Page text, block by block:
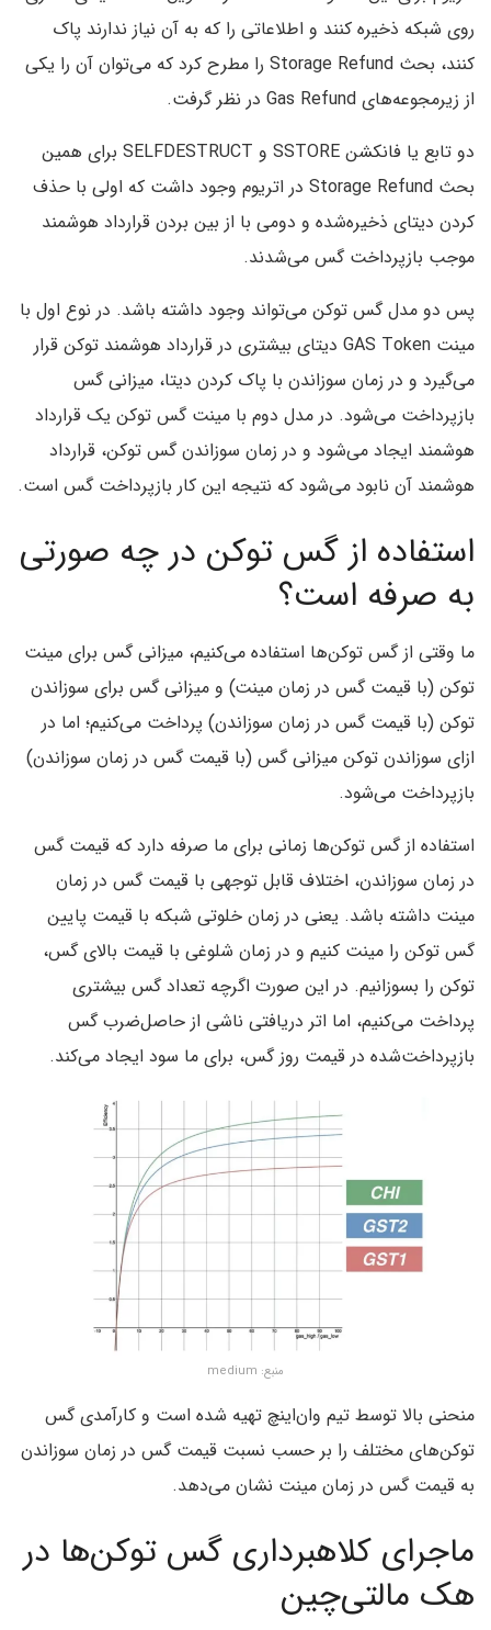
روی شبکه ذخیره کنند و اطلاعاتی را که به آن نیاز ندارند پاک
کنند، بحث Storage Refund را مطرح کرد که می‌توان آن را یکی
از زیرمجوعه‌های Gas Refund در نظر گرفت.
دو تابع یا فانکشن SSTORE و SELFDESTRUCT برای همین
بحث Storage Refund در اتریوم وجود داشت که اولی با حذف
کردن دیتای ذخیره‌شده و دومی با از بین بردن قرارداد هوشمند
موجب بازپرداخت گس می‌شدند.
پس دو مدل گس توکن می‌تواند وجود داشته باشد. در نوع اول با
مینت GAS Token دیتای بیشتری در قرارداد هوشمند توکن قرار
می‌گیرد و در زمان سوزاندن با پاک کردن دیتا، میزانی گس
بازپرداخت می‌شود. در مدل دوم با مینت گس توکن یک قرارداد
هوشمند ایجاد می‌شود و در زمان سوزاندن گس توکن، قرارداد
هوشمند آن نابود می‌‌شود که نتیجه این کار بازپرداخت گس است.
استفاده از گس توکن در چه صورتی
به صرفه است؟
ما وقتی از گس توکن‌ها استفاده می‌کنیم، میزانی گس برای مینت
توکن (با قیمت گس در زمان مینت) و میزانی گس برای سوزاندن
توکن (با قیمت گس در زمان سوزاندن) پرداخت می‌کنیم؛ اما در
ازای سوزاندن توکن میزانی گس (با قیمت گس در زمان سوزاندن)
بازپرداخت می‌شود.
استفاده از گس توکن‌ها زمانی برای ما صرفه دارد که قیمت گس
در زمان سوزاندن، اختلاف قابل توجهی با قیمت گس در زمان
مینت داشته باشد. یعنی در زمان خلوتی شبکه با قیمت پایین
گس توکن را مینت کنیم و در زمان شلوغی با قیمت بالای گس،
توکن را بسوزانیم. در این صورت اگرچه تعداد گس بیشتری
پرداخت می‌کنیم، اما اتر دریافتی ناشی از حاصل‌ضرب گس
بازپرداخت‌شده در قیمت روز گس، برای ما سود ایجاد می‌کند.
منبع: medium
منحنی بالا توسط تیم وان‌اینچ تهیه شده است و کارآمدی گس
توکن‌های مختلف را بر حسب نسبت قیمت گس در زمان سوزاندن
به قیمت گس در زمان مینت نشان می‌دهد.
ماجرای کلاهبرداری گس توکن‌ها در
هک مالتی‌چین